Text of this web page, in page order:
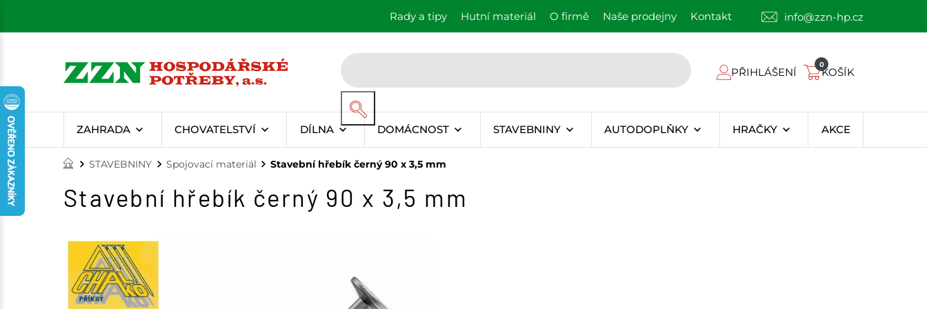
Rady a tipy Hutní materiál O firmě Naše prodejny Kontakt info@zzn-hp.cz
PŘIHLÁŠENÍ
0
KOŠÍK
ZAHRADA CHOVATELSTVÍ DÍLNA DOMÁCNOST STAVEBNINY AUTODOPLŇKY HRAČKY AKCE
STAVEBNINY Spojovací materiál Stavební hřebík černý 90 x 3,5 mm
Stavební hřebík černý 90 x 3,5 mm